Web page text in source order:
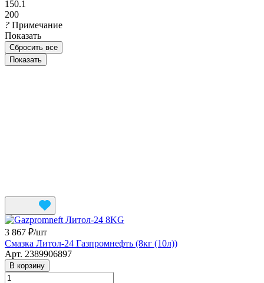
150.1
200
? Примечание
Показать
Сбросить все
3 867 ₽/шт
Смазка Литол-24 Газпромнефть (8кг (10л))
Арт. 2389906897
В корзину